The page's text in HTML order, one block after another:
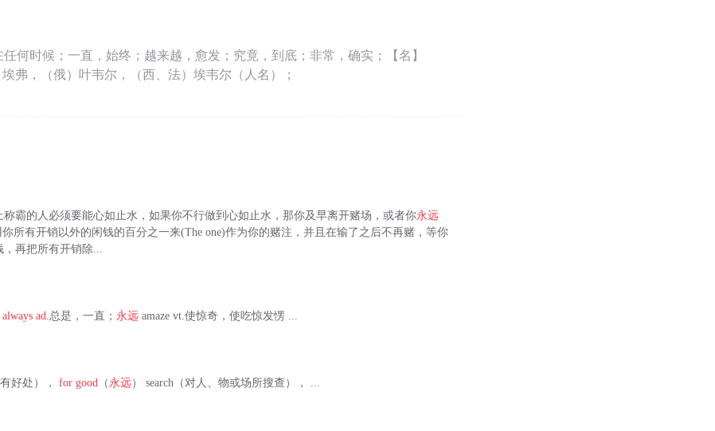
何时候；一直，始终；越来越，愈发；究竟，到底；非常，确实；【名】
埃弗，（俄）叶韦尔，（西、法）埃韦尔（人名）；
称霸的人必须要能心如止水，如果你不行做到心如止水，那你及早离开赌场，或者你永远
所有开销以外的闲钱的百分之一来(The one)作为你的赌注，并且在输了之后不再赌，等你
，再把所有开销除...
always ad.总是，一直； 永远 amaze vt.使惊奇，使吃惊发愣 ...
有好处），for good （ 永远） search（对人、物或场所搜查）， ...